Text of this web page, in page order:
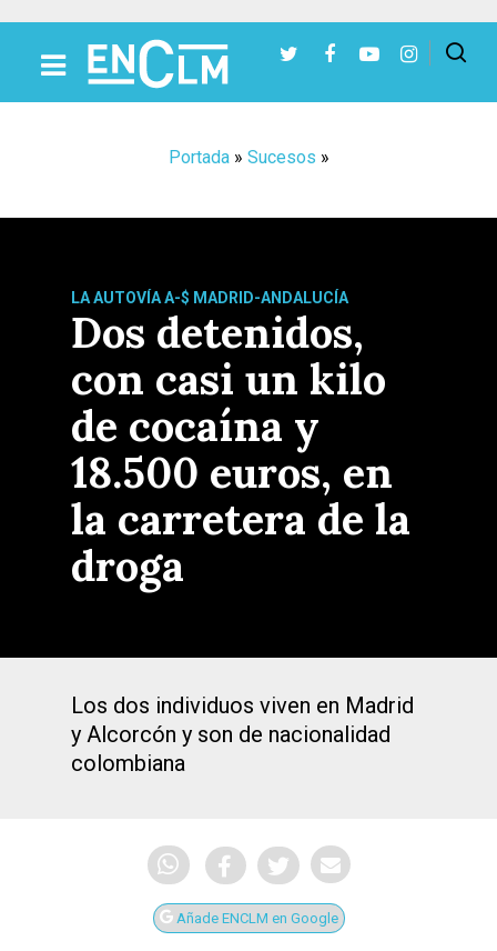
Portada» Sucesos »
LA AUTOVÍA A-$ MADRID-ANDALUCÍA
Dos detenidos,
con casi un kilo
de cocaína y
18.500 euros, en
la carretera de la
droga
Los dos individuos viven en Madrid
y Alcorcón y son de nacionalidad
colombiana
Añade ENCLM en Google